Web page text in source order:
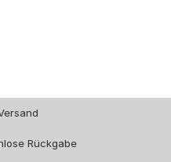
Rückgabe